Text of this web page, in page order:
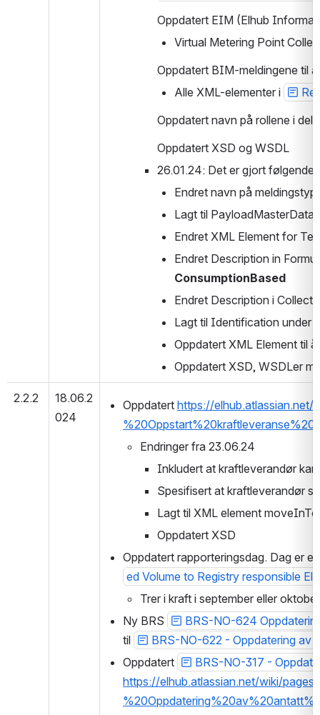
Oppdatert EIM (Elhub
Virtual Metering Point
Oppdatert BIM-meldingene til
Alle XML-elementer i
Oppdatert navn på rollene i
Oppdatert XSD og WSDL
26.01.24: Det er gjort følgende
Endret navn på
Lagt til
Endret XML Element for
Endret Description in
ConsumptionBased
Endret Description i
Lagt til Identification under
Oppdatert XML Element til
Oppdatert XSD, WSDLer
2.2.2
18.06.2
024
Oppdatert https://elhub.atlassian.net/
Endringer fra 23.06.24
Inkludert at kraftleverandør
Spesifisert at kraftleverandør
Lagt til XML element
Oppdatert XSD
Oppdatert rapporteringsdag. Dag er
ed Volume to Registry responsible
Trer i kraft i september eller
Ny BRS
BRS-NO-624
til
BRS-NO-622 - Oppdatering av
Oppdatert
BRS-NO-317 -
https://elhub.atlassian.net/wiki/